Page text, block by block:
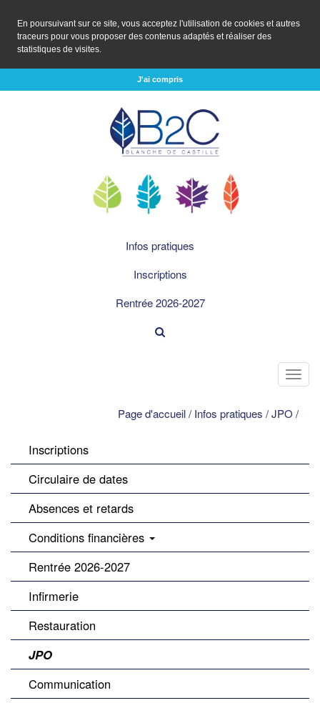
En poursuivant sur ce site, vous acceptez l'utilisation de cookies et autres
traceurs pour vous proposer des contenus adaptés et réaliser des
statistiques de visites.
J'ai compris
Infos pratiques
Inscriptions
Rentrée 2026-2027
Page d'accueil/ Infos pratiques /JPO /
Inscriptions
Circulaire de dates
Absences et retards
Conditions financières
Rentrée 2026-2027
Infirmerie
Restauration
JPO
Communication